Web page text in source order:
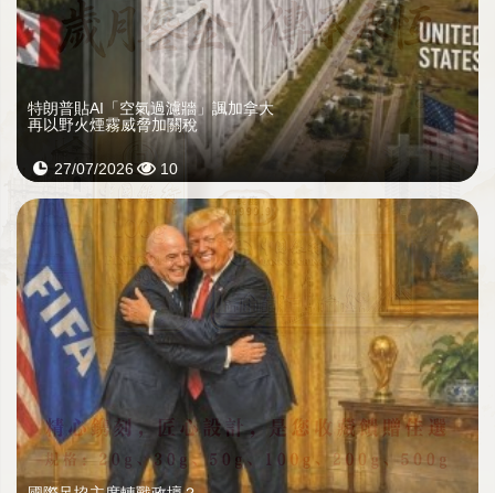
特朗普貼AI「空氣過濾牆」諷加拿大
再以野火煙霧威脅加關稅
27/07/2026 10